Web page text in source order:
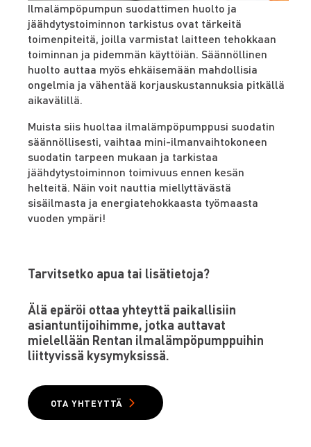
Ilmalämpöpumpun suodattimen huolto ja
jäähdytystoiminnon tarkistus ovat tärkeitä
toimenpiteitä, joilla varmistat laitteen tehokkaan
toiminnan ja pidemmän käyttöiän. Säännöllinen
huolto auttaa myös ehkäisemään mahdollisia
ongelmia ja vähentää korjauskustannuksia pitkällä
aikavälillä.
Muista siis huoltaa ilmalämpöpumppusi suodatin
säännöllisesti, vaihtaa mini-ilmanvaihtokoneen
suodatin tarpeen mukaan ja tarkistaa
jäähdytystoiminnon toimivuus ennen kesän
helteitä. Näin voit nauttia miellyttävästä
sisäilmasta ja energiatehokkaasta työmaasta
vuoden ympäri!
Tarvitsetko apua tai lisätietoja?
Älä epäröi ottaa yhteyttä paikallisiin
asiantuntijoihimme, jotka auttavat
mielellään Rentan ilmalämpöpumppuihin
liittyvissä kysymyksissä.
OTA YHTEYTTÄ